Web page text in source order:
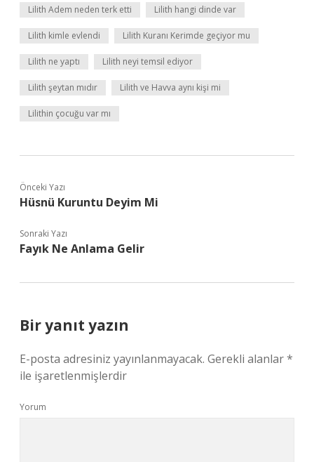
Lilith Adem neden terk etti Lilith hangi dinde var
Lilith kimle evlendi Lilith Kuranı Kerimde geçiyor mu
Lilith ne yaptı Lilith neyi temsil ediyor
Lilith şeytan mıdır Lilith ve Havva aynı kişi mi
Lilithin çocuğu var mı
Önceki Yazı
Hüsnü Kuruntu Deyim Mi
Sonraki Yazı
Fayık Ne Anlama Gelir
Bir yanıt yazın
E-posta adresiniz yayınlanmayacak. Gerekli alanlar*
ile işaretlenmişlerdir
Yorum